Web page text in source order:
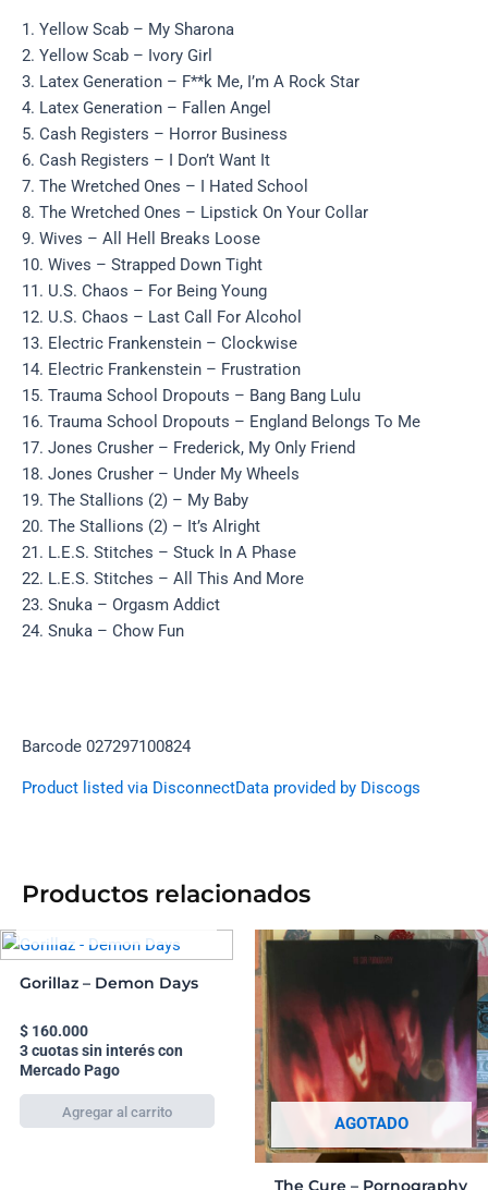
1. Yellow Scab – My Sharona
2. Yellow Scab – Ivory Girl
3. Latex Generation – F**k Me, I’m A Rock Star
4. Latex Generation – Fallen Angel
5. Cash Registers – Horror Business
6. Cash Registers – I Don’t Want It
7. The Wretched Ones – I Hated School
8. The Wretched Ones – Lipstick On Your Collar
9. Wives – All Hell Breaks Loose
10. Wives – Strapped Down Tight
11. U.S. Chaos – For Being Young
12. U.S. Chaos – Last Call For Alcohol
13. Electric Frankenstein – Clockwise
14. Electric Frankenstein – Frustration
15. Trauma School Dropouts – Bang Bang Lulu
16. Trauma School Dropouts – England Belongs To Me
17. Jones Crusher – Frederick, My Only Friend
18. Jones Crusher – Under My Wheels
19. The Stallions (2) – My Baby
20. The Stallions (2) – It’s Alright
21. L.E.S. Stitches – Stuck In A Phase
22. L.E.S. Stitches – All This And More
23. Snuka – Orgasm Addict
24. Snuka – Chow Fun
Barcode 027297100824
Product listed via DisconnectData provided by Discogs
Productos relacionados
Gorillaz – Demon Days
$160.000
3 cuotas sin interés con
Mercado Pago
AGOTADO
The Cure – Pornography